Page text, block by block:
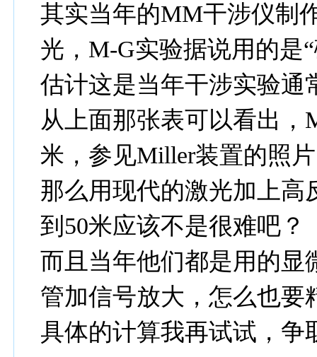
其实当年的MM干涉仪制
光，M-G实验据说用的是
估计这是当年干涉实验通
从上面那张表可以看出，
米，参见Miller装置的照
那么用现代的激光加上高
到50米应该不是很难吧？
而且当年他们都是用的显
管加信号放大，怎么也要
具体的计算我再试试，争